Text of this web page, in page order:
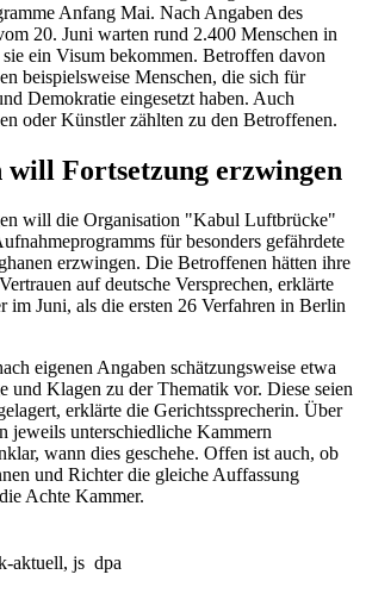
Anfang Mai. Nach Angaben des
20. Juni warten rund 2.400 Menschen in
sie ein Visum bekommen. Betroffen davon
beispielsweise Menschen, die sich für
Demokratie eingesetzt haben. Auch
oder Künstler zählten zu den Betroffenen.
will Fortsetzung erzwingen
will die Organisation "Kabul Luftbrücke"
für besonders gefährdete
erzwingen. Die Betroffenen hätten ihre
auf deutsche Versprechen, erklärte
im Juni, als die ersten 26 Verfahren in Berlin
eigenen Angaben schätzungsweise etwa
und Klagen zu der Thematik vor. Diese seien
erklärte die Gerichtssprecherin. Über
jeweils unterschiedliche Kammern
wann dies geschehe. Offen ist auch, ob
und Richter die gleiche Auffassung
Achte Kammer.
aktuell, js dpa